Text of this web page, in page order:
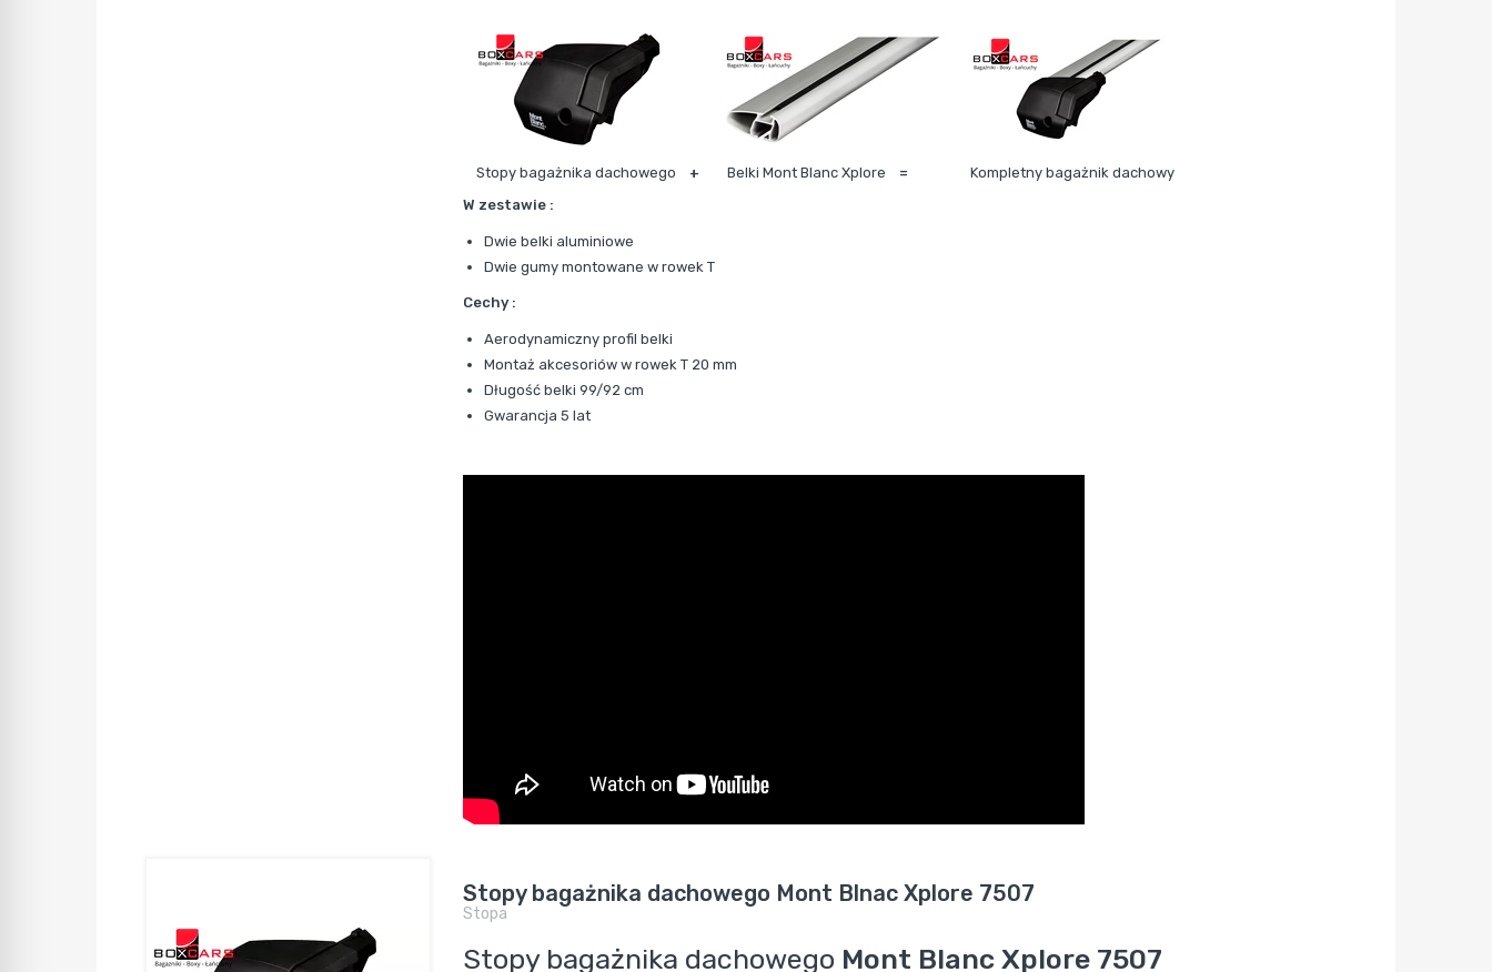
Stopy bagażnika dachowego + Belki Mont Blanc Xplore =
Kompletny bagażnik dachowy
W zestawie :
Dwie belki aluminiowe
Dwie gumy montowane w rowek T
Cechy :
Aerodynamiczny profil belki
Montaż akcesoriów w rowek T 20 mm
Długość belki 99/92 cm
Gwarancja 5 lat
Stopy bagażnika dachowego Mont Blnac Xplore 7507
Stopa
Stopy bagażnika dachowego Mont Blanc Xplore 7507